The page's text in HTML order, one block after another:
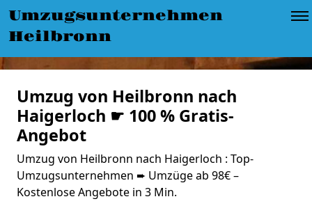
Umzugsunternehmen
Heilbronn
Umzug von Heilbronn nach
Haigerloch ☛ 100 % Gratis-
Angebot
Umzug von Heilbronn nach Haigerloch : Top-
Umzugsunternehmen ➨ Umzüge ab 98€ –
Kostenlose Angebote in 3 Min.